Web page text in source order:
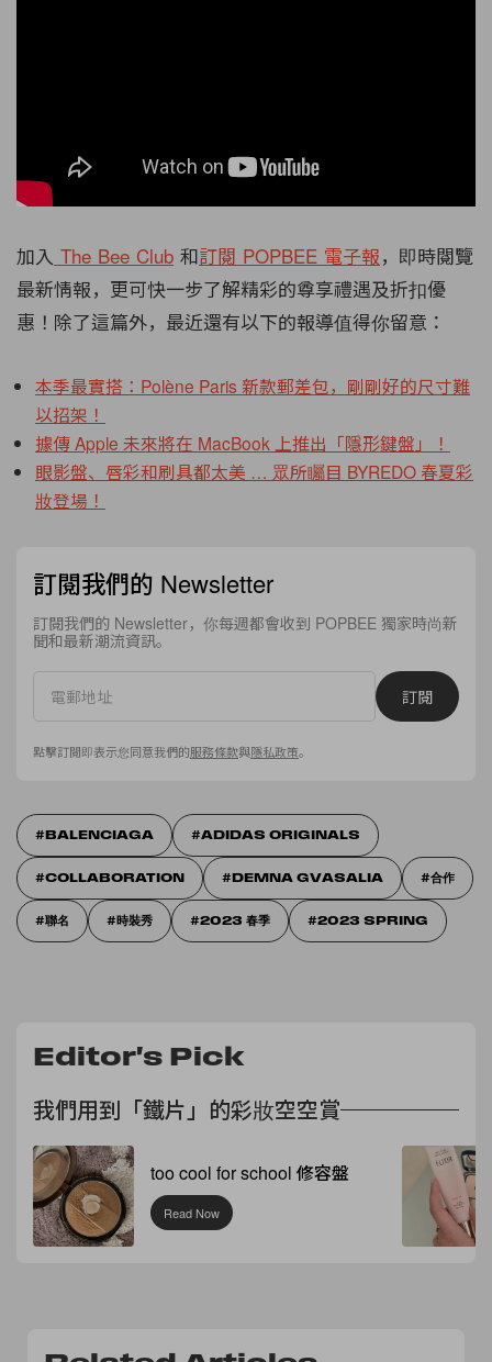
加入 The Bee Club 和訂閱 POPBEE 電子報，即時閱覽
最新情報，更可快一步了解精彩的尊享禮遇及折扣優
惠！除了這篇外，最近還有以下的報導值得你留意：
本季最實搭：Polène Paris 新款郵差包，剛剛好的尺寸難
以招架！
據傳 Apple 未來將在 MacBook 上推出「隱形鍵盤」！
眼影盤、唇彩和刷具都太美 … 眾所矚目 BYREDO 春夏彩
妝登場！
訂閱我們的 Newsletter
訂閱我們的 Newsletter，你每週都會收到 POPBEE 獨家時尚新
聞和最新潮流資訊。
訂閱
點擊訂閱即表示您同意我們的服務條款與隱私政策。
BALENCIAGA ADIDAS ORIGINALS
COLLABORATION DEMNA GVASALIA 合作
聯名 時裝秀 2023 春季 2023 SPRING
Editor's Pick
我們用到「鐵片」的彩妝空空賞
too cool for school 修容盤
Read Now